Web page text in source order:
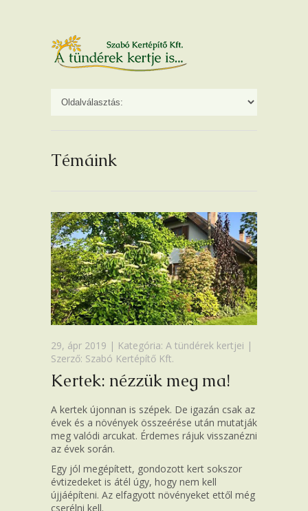
Témáink
29, ápr 2019 | Kategória: A tündérek kertjei |
Szerző: Szabó Kertépítő Kft.
Kertek: nézzük meg ma!
A kertek újonnan is szépek. De igazán csak az
évek és a növények összeérése után mutatják
meg valódi arcukat. Érdemes rájuk visszanézni
az évek során.
Egy jól megépített, gondozott kert sokszor
évtizedeket is átél úgy, hogy nem kell
újjáépíteni. Az elfagyott növényeket ettől még
cserélni kell.